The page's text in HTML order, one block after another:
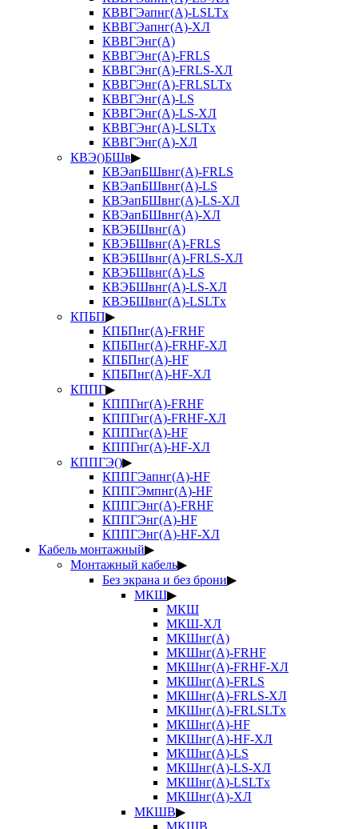
КВВГЭапнг(А)-LSLTx
КВВГЭапнг(А)-ХЛ
КВВГЭнг(А)
КВВГЭнг(А)-FRLS
КВВГЭнг(А)-FRLS-ХЛ
КВВГЭнг(А)-FRLSLTx
КВВГЭнг(А)-LS
КВВГЭнг(А)-LS-ХЛ
КВВГЭнг(А)-LSLTx
КВВГЭнг(А)-ХЛ
КВЭ()БШв▶
КВЭапБШвнг(А)-FRLS
КВЭапБШвнг(А)-LS
КВЭапБШвнг(А)-LS-ХЛ
КВЭапБШвнг(А)-ХЛ
КВЭБШвнг(А)
КВЭБШвнг(А)-FRLS
КВЭБШвнг(А)-FRLS-ХЛ
КВЭБШвнг(А)-LS
КВЭБШвнг(А)-LS-ХЛ
КВЭБШвнг(А)-LSLTx
КПБП▶
КПБПнг(А)-FRHF
КПБПнг(А)-FRHF-ХЛ
КПБПнг(А)-HF
КПБПнг(А)-HF-ХЛ
КППГ▶
КППГнг(А)-FRHF
КППГнг(А)-FRHF-ХЛ
КППГнг(А)-HF
КППГнг(А)-HF-ХЛ
КППГЭ()▶
КППГЭапнг(А)-HF
КППГЭмпнг(А)-HF
КППГЭнг(А)-FRHF
КППГЭнг(А)-HF
КППГЭнг(А)-HF-ХЛ
Кабель монтажный▶
Монтажный кабель▶
Без экрана и без брони▶
МКШ▶
МКШ
МКШ-ХЛ
МКШнг(А)
МКШнг(А)-FRHF
МКШнг(А)-FRHF-ХЛ
МКШнг(А)-FRLS
МКШнг(А)-FRLS-ХЛ
МКШнг(А)-FRLSLTx
МКШнг(А)-HF
МКШнг(А)-HF-ХЛ
МКШнг(А)-LS
МКШнг(А)-LS-ХЛ
МКШнг(А)-LSLTx
МКШнг(А)-ХЛ
МКШВ▶
МКШВ